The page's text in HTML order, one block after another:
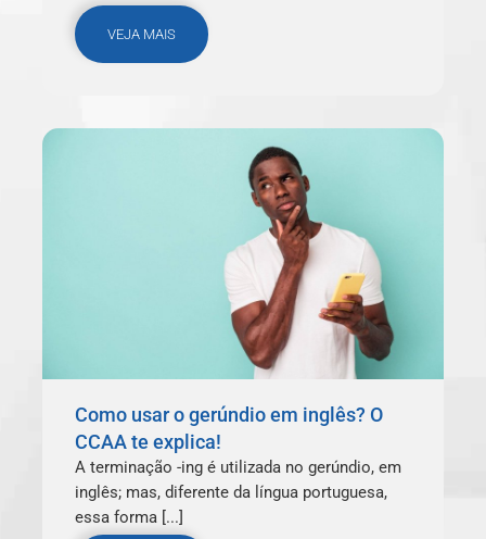
VEJA MAIS
Como usar o gerúndio em inglês? O
CCAA te explica!
A terminação -ing é utilizada no gerúndio, em
inglês; mas, diferente da língua portuguesa,
essa forma [...]